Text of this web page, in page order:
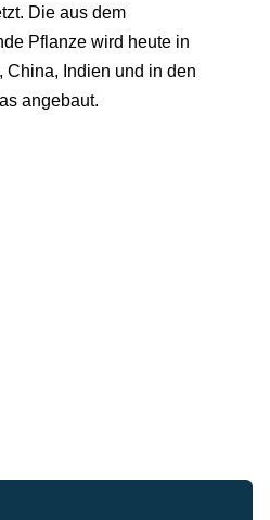
Die aus dem
Pflanze wird heute in
China, Indien und in den
angebaut.